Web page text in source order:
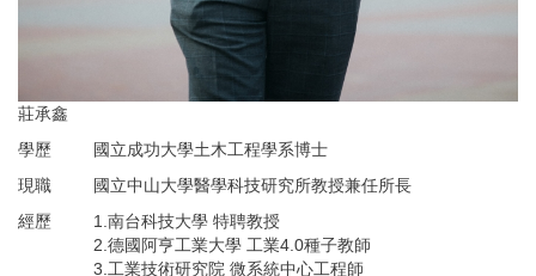
莊承鑫
學歷
國立成功大學土木工程學系博士
現職
國立中山大學醫學科技研究所教授兼任所長
經歷
1.南台科技大學 特聘教授
2.德國阿亨工業大學 工業4.0種子教師
3.工業技術研究院 微系統中心工程師